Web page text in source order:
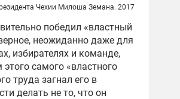
Чехии Милоша Земана. 2017
победил «властный
неожиданно даже для
избирателях и команде,
самого «властного
труда загнал его в
делать не то, что он